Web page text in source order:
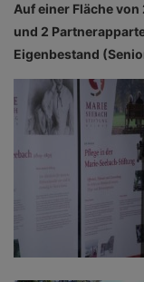
Auf einer Fläche
und 2
Eigenbestand